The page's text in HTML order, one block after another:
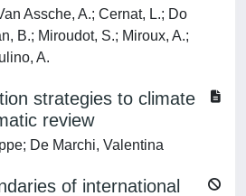
Assche, A.; Cernat, L.; Do
B.; Miroudot, S.; Miroux, A.;
A.
strategies to climate
review
De Marchi, Valentina
of international